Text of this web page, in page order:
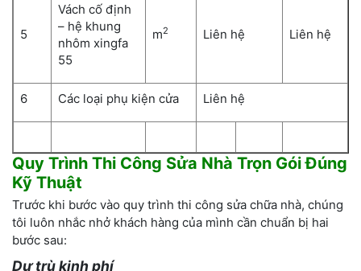
5
Vách cố định
– hệ khung
nhôm xingfa
55
m2 Liên hệ Liên hệ
6 Các loại phụ kiện cửa Liên hệ
Quy Trình Thi Công Sửa Nhà Trọn Gói Đúng
Kỹ Thuật
Trước khi bước vào quy trình thi công sửa chữa nhà, chúng
tôi luôn nhắc nhở khách hàng của mình cần chuẩn bị hai
bước sau:
Dự trù kinh phí